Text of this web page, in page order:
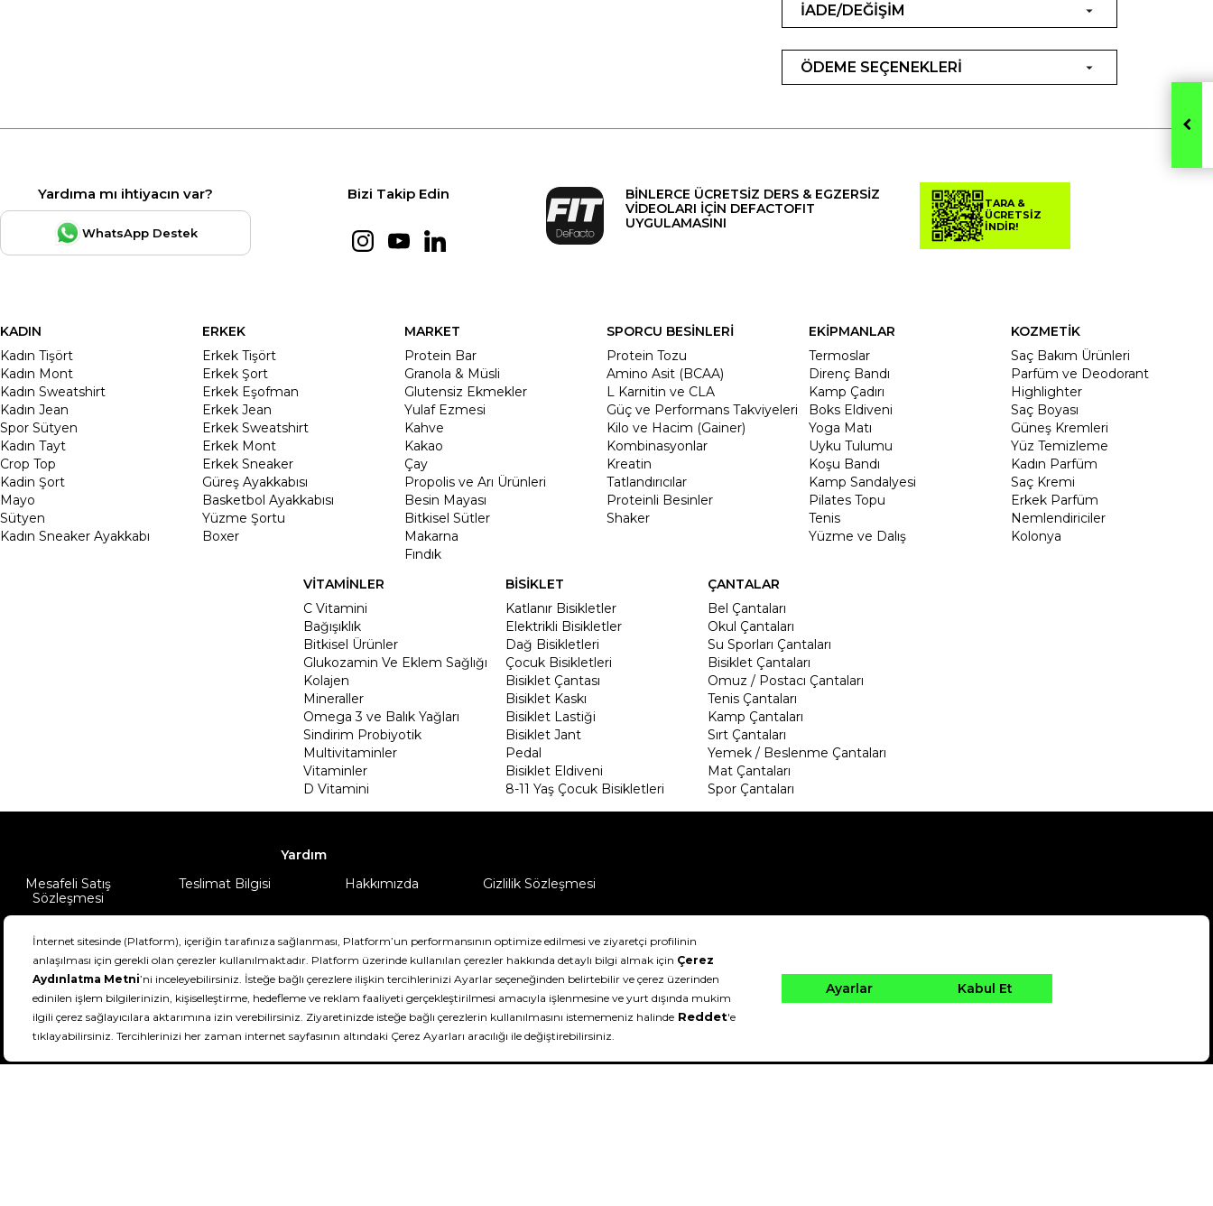
İADE/DEĞİŞİM
ÖDEME SEÇENEKLERİ
Yardıma mı ihtiyacın var?
WhatsApp Destek
Bizi Takip Edin
BİNLERCE ÜCRETSİZ DERS & EGZERSİZ
VİDEOLARI İÇİN DEFACTOFIT
UYGULAMASINI
TARA &
ÜCRETSİZ
İNDİR!
KADIN
Kadın Tişört
Kadın Mont
Kadın Sweatshirt
Kadın Jean
Spor Sütyen
Kadın Tayt
Crop Top
Kadin Şort
Mayo
Sütyen
Kadın Sneaker Ayakkabı
ERKEK
Erkek Tişört
Erkek Şort
Erkek Eşofman
Erkek Jean
Erkek Sweatshirt
Erkek Mont
Erkek Sneaker
Güreş Ayakkabısı
Basketbol Ayakkabısı
Yüzme Şortu
Boxer
MARKET
Protein Bar
Granola & Müsli
Glutensiz Ekmekler
Yulaf Ezmesi
Kahve
Kakao
Çay
Propolis ve Arı Ürünleri
Besin Mayası
Bitkisel Sütler
Makarna
Fındık
SPORCU BESİNLERİ
Protein Tozu
Amino Asit (BCAA)
L Karnitin ve CLA
Güç ve Performans Takviyeleri
Kilo ve Hacim (Gainer)
Kombinasyonlar
Kreatin
Tatlandırıcılar
Proteinli Besinler
Shaker
EKİPMANLAR
Termoslar
Direnç Bandı
Kamp Çadırı
Boks Eldiveni
Yoga Matı
Uyku Tulumu
Koşu Bandı
Kamp Sandalyesi
Pilates Topu
Tenis
Yüzme ve Dalış
KOZMETİK
Saç Bakım Ürünleri
Parfüm ve Deodorant
Highlighter
Saç Boyası
Güneş Kremleri
Yüz Temizleme
Kadın Parfüm
Saç Kremi
Erkek Parfüm
Nemlendiriciler
Kolonya
VİTAMİNLER
C Vitamini
Bağışıklık
Bitkisel Ürünler
Glukozamin Ve Eklem Sağlığı
Kolajen
Mineraller
Omega 3 ve Balık Yağları
Sindirim Probiyotik
Multivitaminler
Vitaminler
D Vitamini
BİSİKLET
Katlanır Bisikletler
Elektrikli Bisikletler
Dağ Bisikletleri
Çocuk Bisikletleri
Bisiklet Çantası
Bisiklet Kaskı
Bisiklet Lastiği
Bisiklet Jant
Pedal
Bisiklet Eldiveni
8-11 Yaş Çocuk Bisikletleri
ÇANTALAR
Bel Çantaları
Okul Çantaları
Su Sporları Çantaları
Bisiklet Çantaları
Omuz / Postacı Çantaları
Tenis Çantaları
Kamp Çantaları
Sırt Çantaları
Yemek / Beslenme Çantaları
Mat Çantaları
Spor Çantaları
Yardım
Mesafeli Satış
Sözleşmesi
Teslimat Bilgisi Hakkımızda Gizlilik Sözleşmesi
DeFactoFIT ©️ 2022-2026. Tüm hakları saklıdır.